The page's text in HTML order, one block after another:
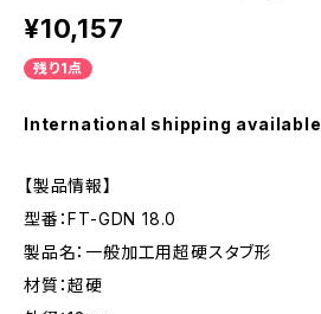
¥10,157
残り1点
International shipping available
【製品情報】
型番：FT-GDN 18.0
製品名：一般加工用超硬スタブ形
材質：超硬